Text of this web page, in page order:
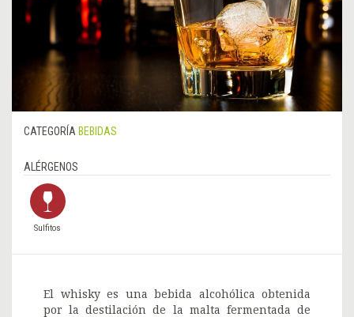
CATEGORÍA BEBIDAS
ALÉRGENOS
Sulfitos
El whisky es una bebida alcohólica obtenida
por la destilación de la malta fermentada de